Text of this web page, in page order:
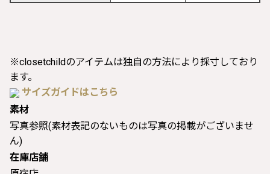
※closetchildのアイテムは独自の方法により採寸しており
ます。
サイズガイドはこちら
素材
写真参照(素材表記のないものは写真の掲載がございませ
ん)
在庫店舗